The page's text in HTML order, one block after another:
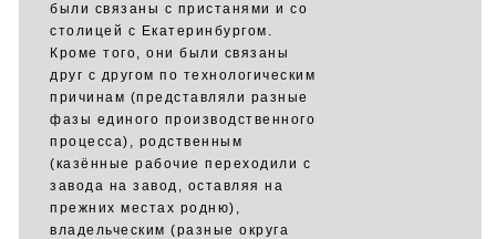
были связаны с пристанями и со
столицей с Екатеринбургом.
Кроме того, они были связаны
друг с другом по технологическим
причинам (представляли разные
фазы единого производственного
процесса), родственным
(казённые рабочие переходили с
завода на завод, оставляя на
прежних местах родню),
владельческим (разные округа